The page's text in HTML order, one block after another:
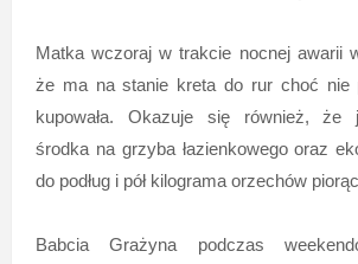
Matka wczoraj w trakcie nocnej awarii
że ma na stanie kreta do rur choć nie
kupowała. Okazuje się również, że
środka na grzyba łazienkowego oraz
do podług i pół kilograma orzechów
Babcia Grażyna podczas